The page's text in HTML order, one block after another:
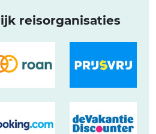
reisorganisaties